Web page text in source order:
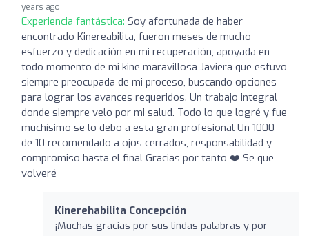
years ago
Experiencia fantástica: Soy afortunada de haber
encontrado Kinereabilita, fueron meses de mucho
esfuerzo y dedicación en mi recuperación, apoyada en
todo momento de mi kine maravillosa Javiera que estuvo
siempre preocupada de mi proceso, buscando opciones
para lograr los avances requeridos. Un trabajo integral
donde siempre velo por mi salud. Todo lo que logré y fue
muchísimo se lo debo a esta gran profesional Un 1000
de 10 recomendado a ojos cerrados, responsabilidad y
compromiso hasta el final Gracias por tanto ❤️ Se que
volveré
Kinerehabilita Concepción
¡Muchas gracias por sus lindas palabras y por